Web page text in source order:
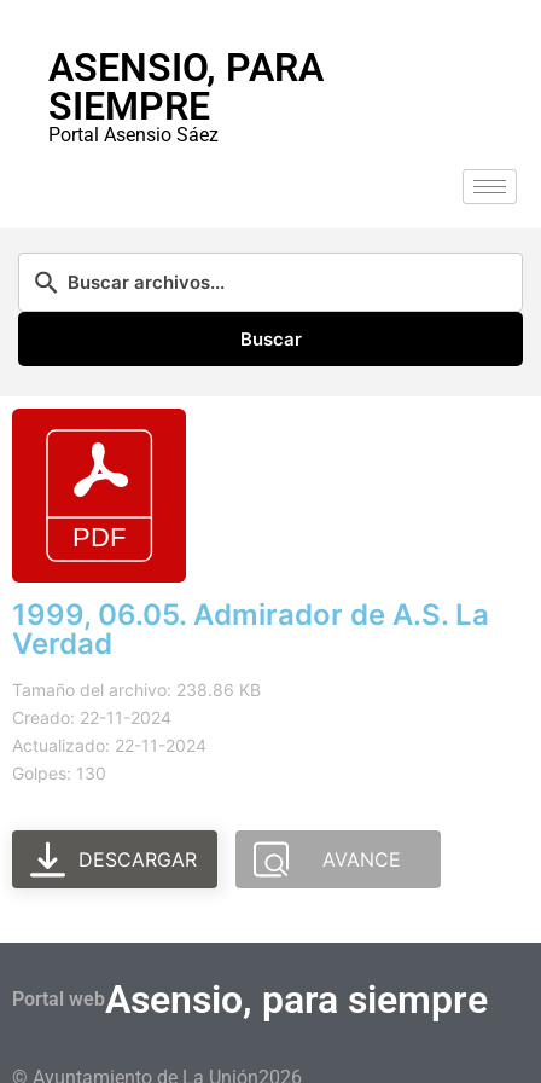
ASENSIO, PARA
SIEMPRE
Portal Asensio Sáez
Buscar
1999, 06.05. Admirador de A.S. La
Verdad
Tamaño del archivo: 238.86 KB
Creado: 22-11-2024
Actualizado: 22-11-2024
Golpes: 130
DESCARGAR AVANCE
Portal webAsensio, para siempre
© Ayuntamiento de La Unión2026